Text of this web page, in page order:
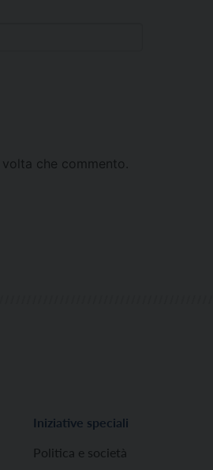
che commento.
Iniziative speciali
Politica e società